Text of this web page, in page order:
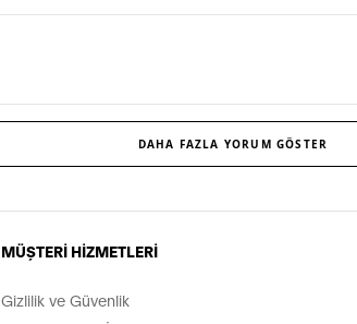
DAHA FAZLA YORUM GÖSTER
MÜŞTERİ HİZMETLERİ
Gizlilik ve Güvenlik